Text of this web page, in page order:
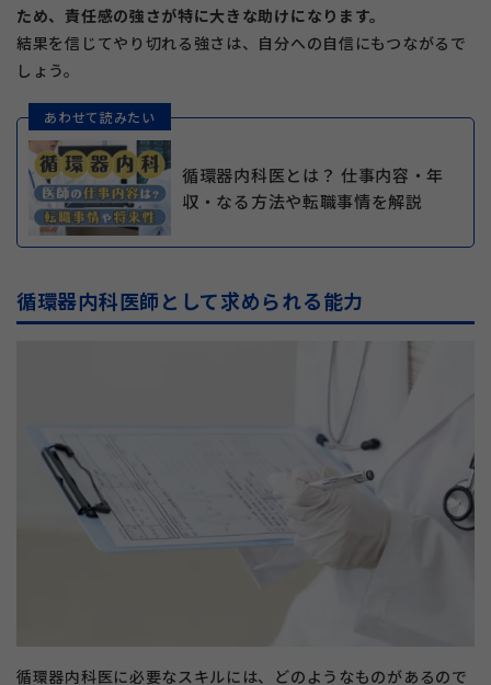
ため、責任感の強さが特に大きな助けになります。
結果を信じてやり切れる強さは、自分への自信にもつながるで
しょう。
あわせて読みたい
循環器内科医とは？ 仕事内容・年
収・なる方法や転職事情を解説
循環器内科医師として求められる能力
循環器内科医に必要なスキルには、どのようなものがあるので